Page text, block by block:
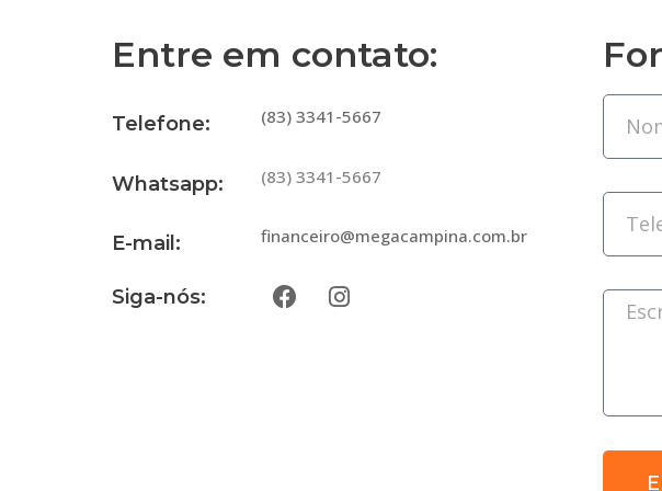
Entre em contato:
Telefone: (83) 3341-5667
Whatsapp: (83) 3341-5667
E-mail: financeiro@megacampina.com.br
Siga-nós: